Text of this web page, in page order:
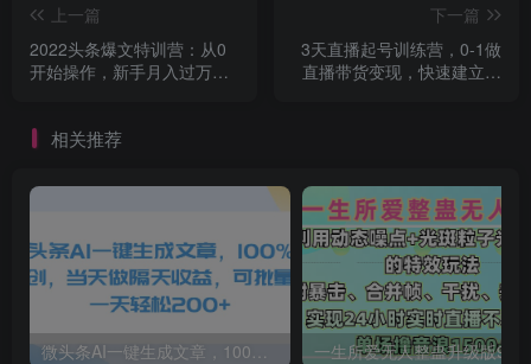
上一篇
2022头条爆文特训营：从0
开始操作，新手月入过万
下一篇
3天直播起号训练营，0-1做
直播带货变现，快速建立流
相关推荐